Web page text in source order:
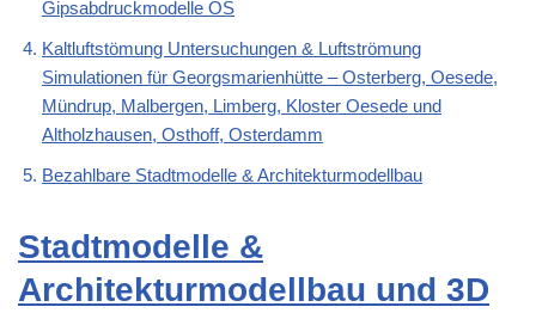
Gipsabdruckmodelle OS
Kaltluftstömung Untersuchungen & Luftströmung
Simulationen für Georgsmarienhütte – Osterberg, Oesede,
Mündrup, Malbergen, Limberg, Kloster Oesede und
Altholzhausen, Osthoff, Osterdamm
Bezahlbare Stadtmodelle & Architekturmodellbau
Stadtmodelle &
Architekturmodellbau und 3D